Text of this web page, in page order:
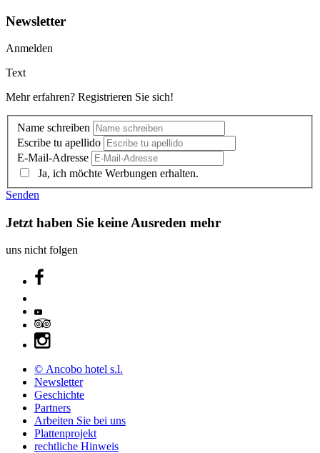
Newsletter
Anmelden
Text
Mehr erfahren? Registrieren Sie sich!
Name schreiben
Escribe tu apellido
E-Mail-Adresse
Ja, ich möchte Werbungen erhalten.
Senden
Jetzt haben Sie keine Ausreden mehr
uns nicht folgen
© Ancobo hotel s.l.
Newsletter
Geschichte
Partners
Arbeiten Sie bei uns
Plattenprojekt
rechtliche Hinweis